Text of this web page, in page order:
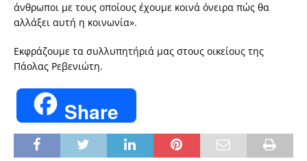
άνθρωποι με τους οποίους έχουμε κοινά όνειρα πώς θα
αλλάξει αυτή η κοινωνία».
Εκφράζουμε τα συλλυπητήριά μας στους οικείους της
Πάολας Ρεβενιώτη.
Share